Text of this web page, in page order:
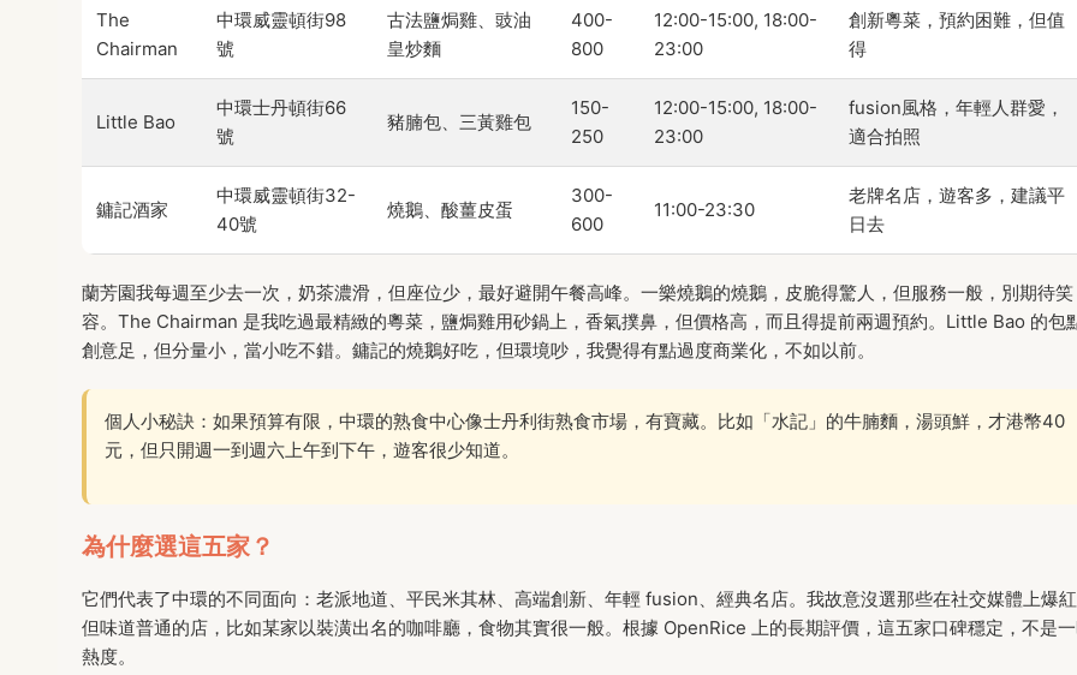
The
Chairman
中環威靈頓街98
號
古法鹽焗雞、豉油
皇炒麵
400-
800
12:00-15:00, 18:00-
23:00
創新粵菜，預約困難，但值
得
Little Bao
中環士丹頓街66
號
豬腩包、三黃雞包
150-
250
12:00-15:00, 18:00-
23:00
fusion風格，年輕人群愛，
適合拍照
鏞記酒家
中環威靈頓街32-
40號
燒鵝、酸薑皮蛋
300-
600
11:00-23:30
老牌名店，遊客多，建議平
日去
蘭芳園我每週至少去一次，奶茶濃滑，但座位少，最好避開午餐高峰。一樂燒鵝的燒鵝，皮脆得驚人，但服務一般，別期待笑
容。The Chairman 是我吃過最精緻的粵菜，鹽焗雞用砂鍋上，香氣撲鼻，但價格高，而且得提前兩週預約。Little Bao 的包
創意足，但分量小，當小吃不錯。鏞記的燒鵝好吃，但環境吵，我覺得有點過度商業化，不如以前。
個人小秘訣：如果預算有限，中環的熟食中心像士丹利街熟食市場，有寶藏。比如「水記」的牛腩麵，湯頭鮮，才港幣40
元，但只開週一到週六上午到下午，遊客很少知道。
為什麼選這五家？
它們代表了中環的不同面向：老派地道、平民米其林、高端創新、年輕 fusion、經典名店。我故意沒選那些在社交媒體上爆紅
但味道普通的店，比如某家以裝潢出名的咖啡廳，食物其實很一般。根據 OpenRice 上的長期評價，這五家口碑穩定，不是
熱度。